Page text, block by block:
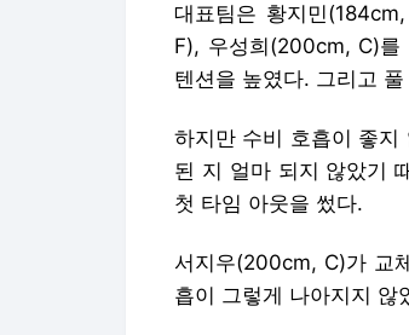
대표팀은 황지민
F), 우성희(200cm, C)를
텐션을 높였다. 그리고
하지만 수비 호흡이 좋지
된 지 얼마 되지 않았기
첫 타임 아웃을 썼다.
서지우(200cm, C)가 교
흡이 그렇게 나아지지 않